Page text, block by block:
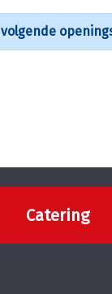
Catering